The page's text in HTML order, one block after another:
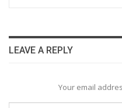
LEAVE A REPLY
Your email